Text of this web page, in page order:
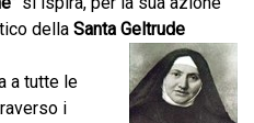
della Santa Geltrude
a tutte le
i